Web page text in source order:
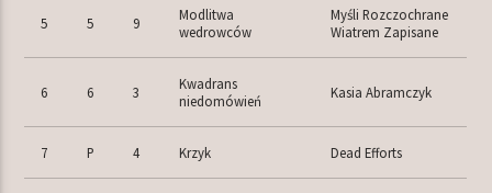
5 5 9
Modlitwa
wedrowców
Myśli Rozczochrane
Wiatrem Zapisane
6 6 3
Kwadrans
niedomówień
Kasia Abramczyk
7 P 4 Krzyk Dead Efforts